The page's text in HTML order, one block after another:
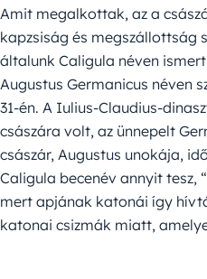
Amit megalkottak, az a
kapzsiság és megszállottság
általunk Caligula néven
Augustus Germanicus néven
31-én. A Iulius-Claudius-
császára volt, az ünnepelt
császár, Augustus unokája,
Caligula becenév annyit tesz,
mert apjának katonái így
katonai csizmák miatt,